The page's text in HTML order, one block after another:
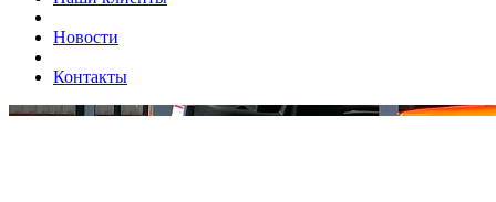
Новости
Контакты